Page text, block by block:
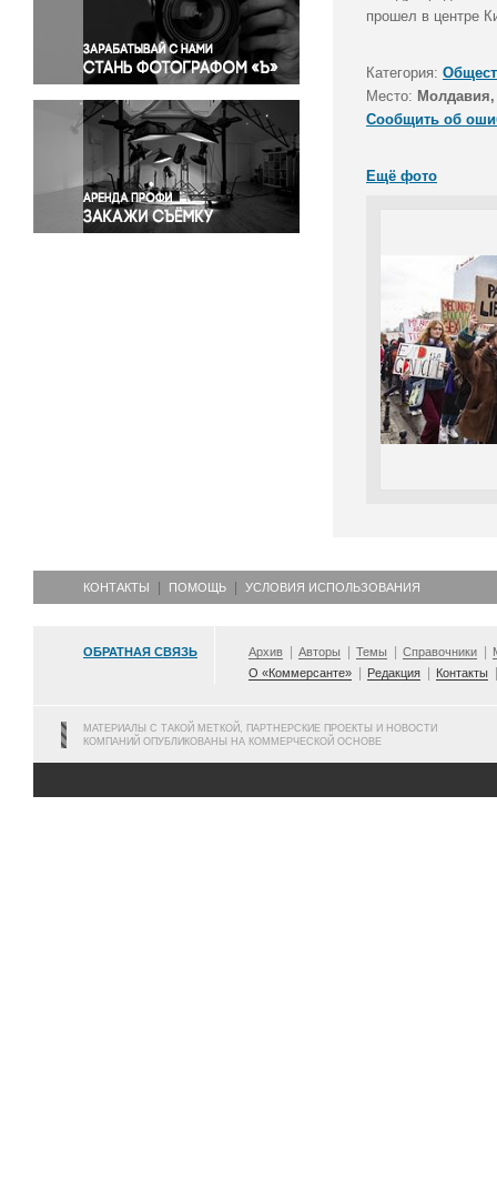
Правосудие
Происшествия и конфликты
Религия
Светская жизнь
Спорт
Экология
Экономика и бизнес
прошел в центре
Категория:
Место:
Сообщить об
Ещё фото
КОНТАКТЫ ПОМОЩЬ УСЛОВИЯ ИСПОЛЬЗОВАНИЯ
ОБРАТНАЯ СВЯЗЬ Архив Авторы Темы Справочники
О «Коммерсанте»
Редакция Контакты
МАТЕРИАЛЫ С ТАКОЙ МЕТКОЙ, ПАРТНЕРСКИЕ ПРОЕКТЫ И НОВОСТИ
КОМПАНИЙ ОПУБЛИКОВАНЫ НА КОММЕРЧЕСКОЙ ОСНОВЕ